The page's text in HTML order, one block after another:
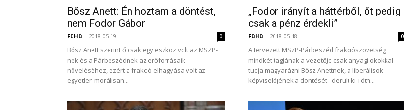
Bősz Anett: Én hoztam a döntést,
nem Fodor Gábor
FüHü - 2018-05-19 0
Bősz Anett szerint ő csak egy eszköz volt az MSZP-
nek és a Párbeszédnek az erőforrásaik
növeléséhez, ezért a frakció elhagyása volt az
egyetlen morálisan...
„Fodor irányít a háttérből, őt pedig
csak a pénz érdekli”
FüHü - 2018-05-18 0
A tervezett MSZP-Párbeszéd frakciószövetség
mindkét tagjának a vezetője csak anyagi okokkal
tudja magyarázni Bősz Anettnek, a liberálisok
képviselőjének a döntését - derült ki Tóth...